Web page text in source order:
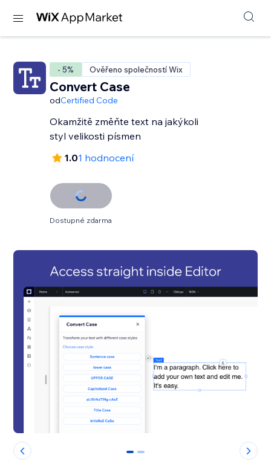
- 5% Ověřeno společností Wix
Convert Case
odCertified Code
Okamžitě změňte text na jakýkoli
styl velikosti písmen
1.01 hodnocení
Dostupné zdarma
0 1